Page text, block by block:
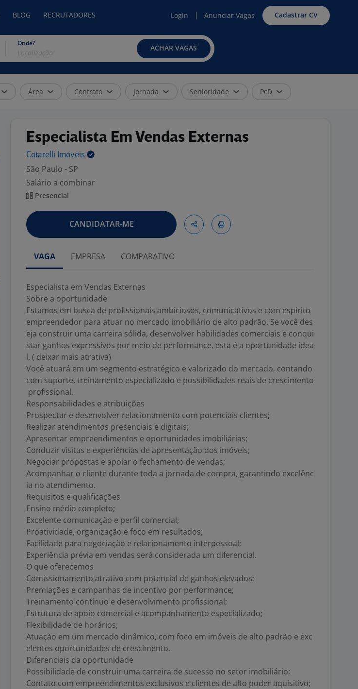
BLOG RECRUTADORES Login Anunciar Vagas Cadastrar CV
Onde?
ACHAR VAGAS
Área Contrato Jornada Senioridade PcD
Especialista Em Vendas Externas
Cotarelli Imóveis
São Paulo - SP
Salário a combinar
Presencial
CANDIDATAR-ME
VAGA EMPRESA COMPARATIVO
Especialista em Vendas Externas
Sobre a oportunidade
Estamos em busca de profissionais ambiciosos, comunicativos e com espírito
empreendedor para atuar no mercado imobiliário de alto padrão. Se você des
eja construir uma carreira sólida, desenvolver habilidades comerciais e conqui
star ganhos expressivos por meio de performance, esta é a oportunidade idea
l. ( deixar mais atrativa)
Você atuará em um segmento estratégico e valorizado do mercado, contando
com suporte, treinamento especializado e possibilidades reais de crescimento
profissional.
Responsabilidades e atribuições
Prospectar e desenvolver relacionamento com potenciais clientes;
Realizar atendimentos presenciais e digitais;
Apresentar empreendimentos e oportunidades imobiliárias;
Conduzir visitas e experiências de apresentação dos imóveis;
Negociar propostas e apoiar o fechamento de vendas;
Acompanhar o cliente durante toda a jornada de compra, garantindo excelênc
ia no atendimento.
Requisitos e qualificações
Ensino médio completo;
Excelente comunicação e perfil comercial;
Proatividade, organização e foco em resultados;
Facilidade para negociação e relacionamento interpessoal;
Experiência prévia em vendas será considerada um diferencial.
O que oferecemos
Comissionamento atrativo com potencial de ganhos elevados;
Premiações e campanhas de incentivo por performance;
Treinamento contínuo e desenvolvimento profissional;
Estrutura de apoio comercial e acompanhamento especializado;
Flexibilidade de horários;
Atuação em um mercado dinâmico, com foco em imóveis de alto padrão e exc
elentes oportunidades de crescimento.
Diferenciais da oportunidade
Possibilidade de construir uma carreira de sucesso no setor imobiliário;
Contato com empreendimentos exclusivos e clientes de alto poder aquisitivo;